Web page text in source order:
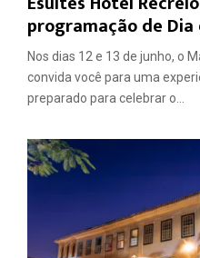
programação de
Nos dias 12 e 13 de junho, o
convida você para uma
preparado para celebrar o...